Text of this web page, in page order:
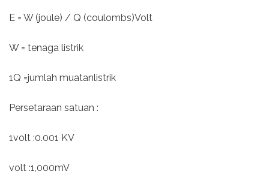
E = W (joule) / Q (coulombs)Volt
W = tenaga listrik
1Q =jumlah muatanlistrik
Persetaraan satuan :
1volt :0.001 KV
volt :1,000mV